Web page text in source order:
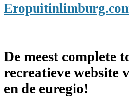
De meest complete
recreatieve website
en de euregio!